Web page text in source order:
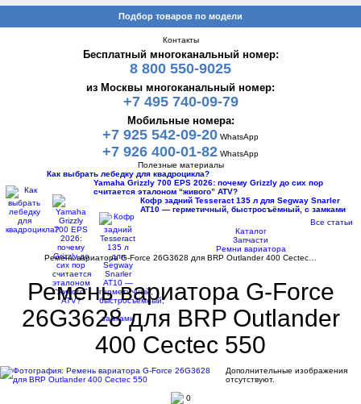
Подбор товаров по модели
Контакты
Бесплатный многоканальный номер:
8 800 550-9025
из Москвы многоканальный номер:
+7 495 740-09-79
Мобильные номера:
+7 925 542-09-20 WhatsApp
+7 926 400-01-82 WhatsApp
Полезные материалы
Как выбрать лебедку для квадроцикла?
Yamaha Grizzly 700 EPS 2026: почему Grizzly до сих пор
считается эталоном “живого” ATV?
Кофр задний Tesseract 135 л для Segway Snarler
AT10 — герметичный, быстросъёмный, с замками
Все статьи
Каталог
Запчасти
Ремни вариатора
Ремень вариатора G-Force 26G3628 для BRP Outlander 400 Cectec…
Ремень вариатора G-Force
26G3628 для BRP Outlander
400 Cectec 550
Дополнительные изображения
отсутствуют.
0